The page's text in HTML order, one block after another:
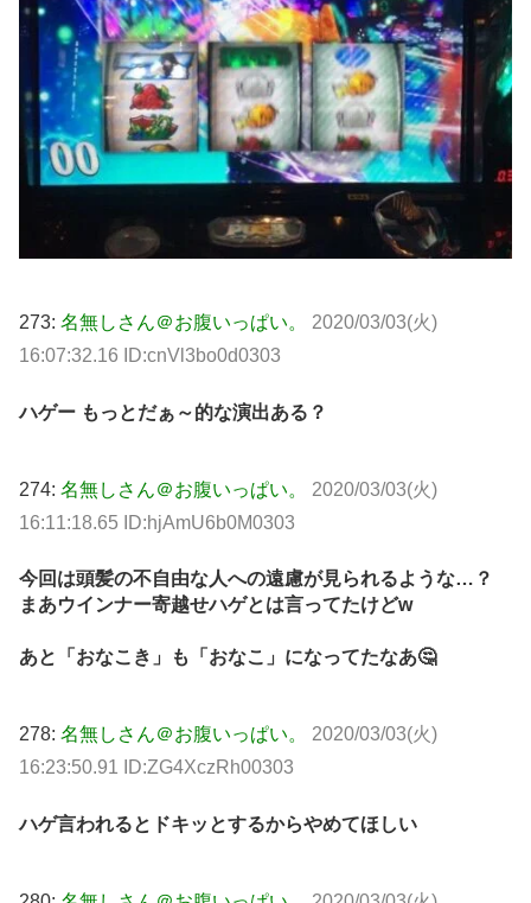
273: 名無しさん＠お腹いっぱい。
2020/03/03(火)
16:07:32.16 ID:cnVl3bo0d0303
ハゲー もっとだぁ～的な演出ある？
274: 名無しさん＠お腹いっぱい。
2020/03/03(火)
16:11:18.65 ID:hjAmU6b0M0303
今回は頭髪の不自由な人への遠慮が見られるような…？
まあウインナー寄越せハゲとは言ってたけどw
あと「おなこき」も「おなこ」になってたなあ🤔
278: 名無しさん＠お腹いっぱい。
2020/03/03(火)
16:23:50.91 ID:ZG4XczRh00303
ハゲ言われるとドキッとするからやめてほしい